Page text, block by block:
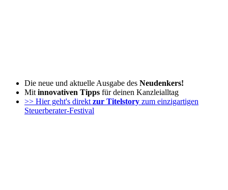
Die neue und aktuelle Ausgabe des Neudenkers!
Mit innovativen Tipps für deinen Kanzleialltag
>> Hier geht's direkt zur Titelstory zum einzigartigen
Steuerberater-Festival